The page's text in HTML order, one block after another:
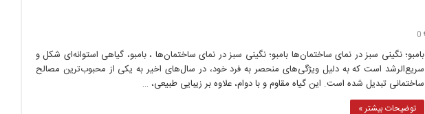
0
بامبو؛ نگینی سبز در نمای ساختمان‌ها بامبو؛ نگینی سبز در نمای ساختمان‌ها ، بامبو، گیاهی استوانه‌ای شکل و
سریع‌الرشد است که به دلیل ویژگی‌های منحصر به فرد خود، در سال‌های اخیر به یکی از محبوب‌ترین مصالح
ساختمانی تبدیل شده است. این گیاه مقاوم و با دوام، علاوه بر زیبایی طبیعی، …
توضیحات بیشتر »